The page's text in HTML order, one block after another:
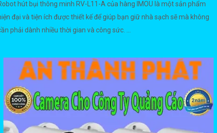
hút bụi thông minh RV-L11-A của hàng IMOU là một sản phẩm
đại và tiện ích được thiết kế để giúp bạn giữ nhà sạch sẽ mà không
phải dành nhiều thời gian và công sức. ...